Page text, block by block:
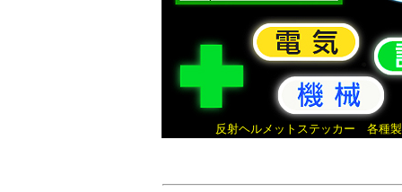
反射ヘルメットステッカー 各種